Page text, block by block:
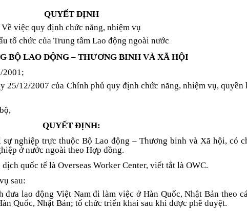
QUYẾT ĐỊNH
Về việc quy định chức năng, nhiệm vụ
tổ chức của Trung tâm Lao động ngoài nước
BỘ LAO ĐỘNG – THƯƠNG BINH VÀ XÃ HỘI
2001;
25/12/2007 của Chính phủ quy định chức năng, nhiệm vụ, quyền
QUYẾT ĐỊNH:
nghiệp trực thuộc Bộ Lao động – Thương binh và Xã hội, có
ở nước ngoài theo Hợp đồng.
quốc tế là Overseas Worker Center, viết tắt là OWC.
sau:
lao động Việt Nam đi làm việc ở Hàn Quốc, Nhật Bản theo
Quốc, Nhật Bản; tổ chức triển khai sau khi được phê duyệt.